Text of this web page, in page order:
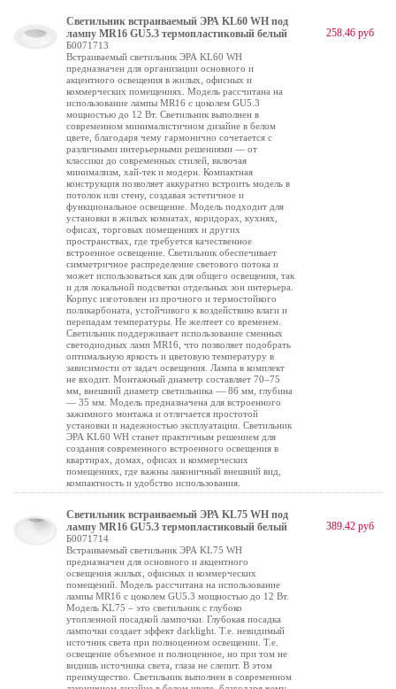
Светильник встраиваемый ЭРА KL60 WH под
лампу MR16 GU5.3 термопластиковый белый
Б0071713
Встраиваемый светильник ЭРА KL60 WH
предназначен для организации основного и
акцентного освещения в жилых, офисных и
коммерческих помещениях. Модель рассчитана на
использование лампы MR16 с цоколем GU5.3
мощностью до 12 Вт. Светильник выполнен в
современном минималистичном дизайне в белом
цвете, благодаря чему гармонично сочетается с
различными интерьерными решениями — от
классики до современных стилей, включая
минимализм, хай-тек и модерн. Компактная
конструкция позволяет аккуратно встроить модель в
потолок или стену, создавая эстетичное и
функциональное освещение. Модель подходит для
установки в жилых комнатах, коридорах, кухнях,
офисах, торговых помещениях и других
пространствах, где требуется качественное
встроенное освещение. Светильник обеспечивает
симметричное распределение светового потока и
может использоваться как для общего освещения, так
и для локальной подсветки отдельных зон интерьера.
Корпус изготовлен из прочного и термостойкого
поликарбоната, устойчивого к воздействию влаги и
перепадам температуры. Не желтеет со временем.
Светильник поддерживает использование сменных
светодиодных ламп MR16, что позволяет подобрать
оптимальную яркость и цветовую температуру в
зависимости от задач освещения. Лампа в комплект
не входит. Монтажный диаметр составляет 70–75
мм, внешний диаметр светильника — 86 мм, глубина
— 35 мм. Модель предназначена для встроенного
зажимного монтажа и отличается простотой
установки и надежностью эксплуатации. Светильник
ЭРА KL60 WH станет практичным решением для
создания современного встроенного освещения в
квартирах, домах, офисах и коммерческих
помещениях, где важны лаконичный внешний вид,
компактность и удобство использования.
258.46 руб
Светильник встраиваемый ЭРА KL75 WH под
лампу MR16 GU5.3 термопластиковый белый
Б0071714
Встраиваемый светильник ЭРА KL75 WH
предназначен для основного и акцентного
освещения жилых, офисных и коммерческих
помещений. Модель рассчитана на использование
лампы MR16 с цоколем GU5.3 мощностью до 12 Вт.
Модель KL75 – это светильник с глубоко
утопленной посадкой лампочки. Глубокая посадка
лампочки создает эффект darklight. Т.е. невидимый
источник света при полноценном освещении. Т.е.
освещение объемное и полноценное, но при том не
видишь источника света, глаза не слепит. В этом
преимущество. Светильник выполнен в современном
389.42 руб